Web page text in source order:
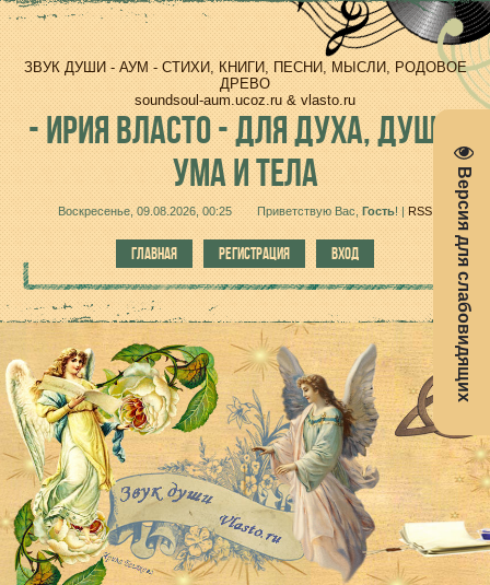
Версия для слабовидящих
ЗВУК ДУШИ - АУМ - СТИХИ, КНИГИ, ПЕСНИ, МЫСЛИ, РОДОВОЕ
ДРЕВО
soundsoul-aum.ucoz.ru & vlasto.ru
-ИРИЯ ВЛАСТО - ДЛЯ ДУХА, ДУШИ,
УМА И ТЕЛА
Воскресенье, 09.08.2026, 00:25 Приветствую Вас Гость! | RSS
ГЛАВНАЯ РЕГИСТРАЦИЯ ВХОД